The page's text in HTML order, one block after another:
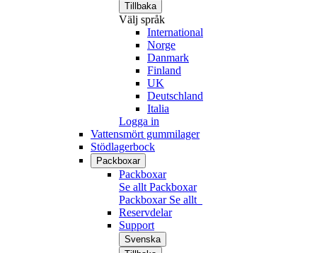
Tillbaka
Välj språk
International
Norge
Danmark
Finland
UK
Deutschland
Italia
Logga in
Vattensmört gummilager
Stödlagerbock
Packboxar
Packboxar
Se allt Packboxar
Packboxar Se allt
Reservdelar
Support
Svenska